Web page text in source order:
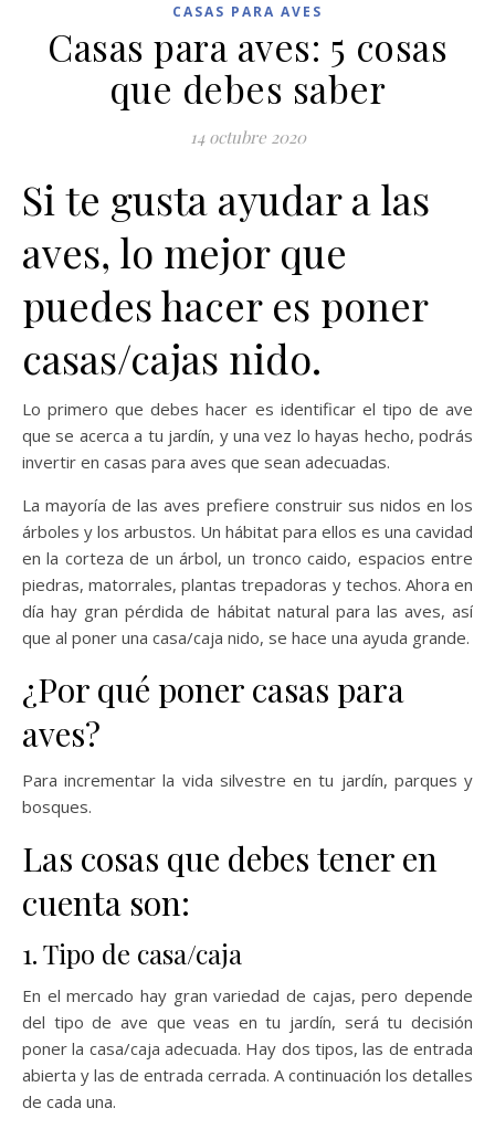
CASAS PARA AVES
Casas para aves: 5 cosas
que debes saber
14 octubre 2020
Si te gusta ayudar a las
aves, lo mejor que
puedes hacer es poner
casas/cajas nido.
Lo primero que debes hacer es identificar el tipo de ave
que se acerca a tu jardín, y una vez lo hayas hecho, podrás
invertir en casas para aves que sean adecuadas.
La mayoría de las aves prefiere construir sus nidos en los
árboles y los arbustos. Un hábitat para ellos es una cavidad
en la corteza de un árbol, un tronco caido, espacios entre
piedras, matorrales, plantas trepadoras y techos. Ahora en
día hay gran pérdida de hábitat natural para las aves, así
que al poner una casa/caja nido, se hace una ayuda grande.
¿Por qué poner casas para
aves?
Para incrementar la vida silvestre en tu jardín, parques y
bosques.
Las cosas que debes tener en
cuenta son:
1. Tipo de casa/caja
En el mercado hay gran variedad de cajas, pero depende
del tipo de ave que veas en tu jardín, será tu decisión
poner la casa/caja adecuada. Hay dos tipos, las de entrada
abierta y las de entrada cerrada. A continuación los detalles
de cada una.